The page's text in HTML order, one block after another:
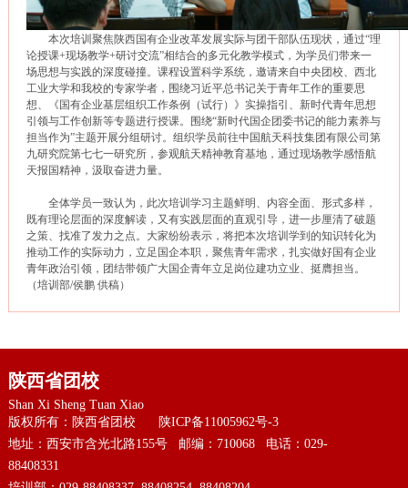
本次培训聚焦陕西国有企业改革发展实际与团干部队伍现状，通过“理
论授课+现场教学+研讨交流”相结合的多元化教学模式，为学员们带来一
场思想与实践的深度碰撞。课程设置科学系统，邀请来自中央团校、西北
工业大学和我校的专家学者，围绕习近平总书记关于青年工作的重要思
想、《国有企业基层组织工作条例（试行）》实操指引、新时代青年思想
引领与工作创新等专题进行授课。围绕“新时代国企团委书记的能力素养与
担当作为”主题开展分组研讨。组织学员前往中国航天科技集团有限公司第
九研究院第七七一研究所，参观航天精神教育基地，通过现场教学感悟航
天报国精神，汲取奋进力量。
全体学员一致认为，此次培训学习主题鲜明、内容全面、形式多样，
既有理论层面的深度解读，又有实践层面的直观引导，进一步厘清了破题
之策、找准了发力之点。大家纷纷表示，将把本次培训学到的知识转化为
推动工作的实际动力，立足国企本职，聚焦青年需求，扎实做好国有企业
青年政治引领，团结带领广大国企青年立足岗位建功立业、挺膺担当。
（培训部/侯鹏 供稿）
陕西省团校
Shan Xi Sheng Tuan Xiao
版权所有：陕西省团校
陕ICP备11005962号-3
地址：西安市含光北路155号 邮编：710068 电话：029-
88408331